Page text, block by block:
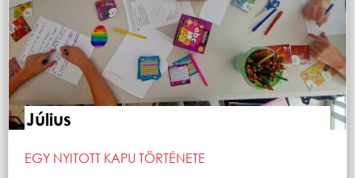
Július
EGY NYITOTT KAPU TÖRTÉNETE